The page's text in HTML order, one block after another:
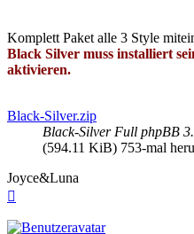
Komplett Paket alle 3 Style
Black Silver muss installiert
aktivieren.
Black-Silver.zip
Black-Silver Full phpBB
(594.11 KiB) 753-mal
Joyce&Luna